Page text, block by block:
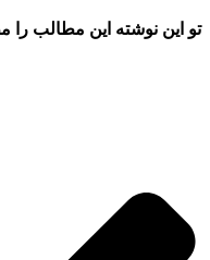
این نوشته این مطالب را